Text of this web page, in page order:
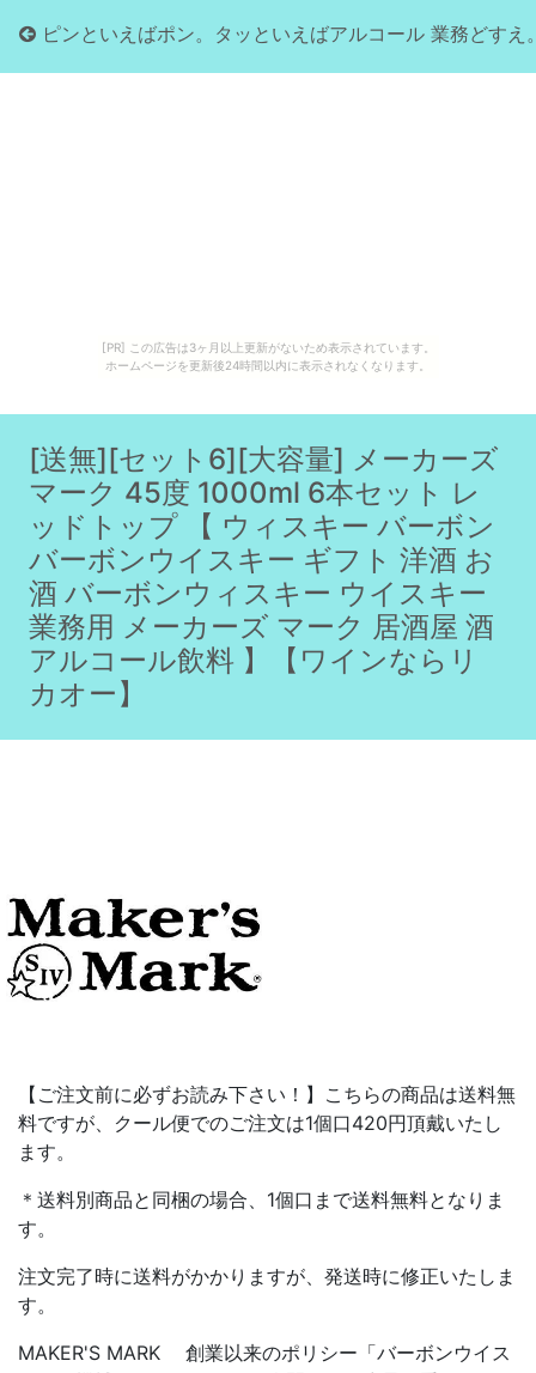
[PR] この広告は3ヶ月以上更新がないため表示されています。
ホームページを更新後24時間以内に表示されなくなります。
ピンといえばポン。タッといえばアルコール 業務どすえ
[送無][セット6][大容量] メーカーズ
マーク 45度 1000ml 6本セット レ
ッドトップ 【 ウィスキー バーボン
バーボンウイスキー ギフト 洋酒 お
酒 バーボンウィスキー ウイスキー
業務用 メーカーズ マーク 居酒屋 酒
アルコール飲料 】【ワインならリ
カオー】
【ご注文前に必ずお読み下さい！】こちらの商品は送料無
料ですが、クール便でのご注文は1個口420円頂戴いたし
ます。
＊送料別商品と同梱の場合、1個口まで送料無料となりま
す。
注文完了時に送料がかかりますが、発送時に修正いたしま
す。
MAKER'S MARK 創業以来のポリシー「バーボンウイス